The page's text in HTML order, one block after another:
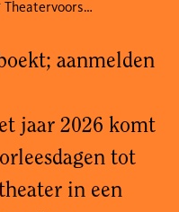
*VOL* Theatervoorstelling: Kleine Aap (2-7 jr)
aanmelden
jaar 2026 komt
tot
in een